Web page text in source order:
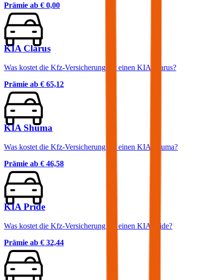
Prämie ab € 0,00
KIA Clarus
Was kostet die Kfz-Versicherung für einen KIA Clarus?
Prämie ab € 65,12
KIA Shuma
Was kostet die Kfz-Versicherung für einen KIA Shuma?
Prämie ab € 46,58
KIA Pride
Was kostet die Kfz-Versicherung für einen KIA Pride?
Prämie ab € 32,44